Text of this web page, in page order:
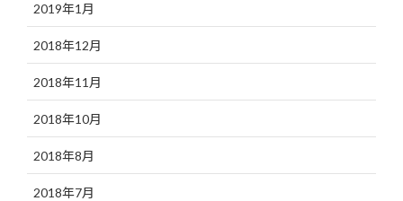
2019年1月
2018年12月
2018年11月
2018年10月
2018年8月
2018年7月